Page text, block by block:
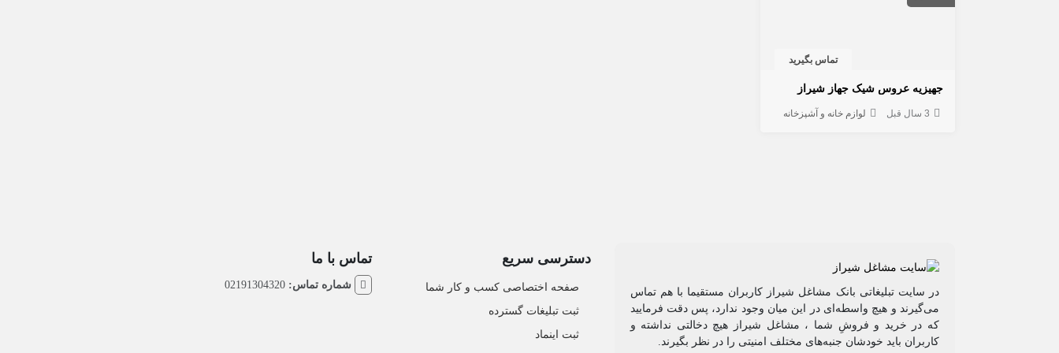
تماس بگیرید
جهیزیه عروس شیک جهاز شیراز
3 سال قبل لوازم خانه و آشپزخانه
در سایت تبلیغاتی بانک مشاغل شیراز کاربران مستقیما با هم تماس
می‌گیرند و هیچ واسطه‌ای در این میان وجود ندارد، پس دقت فرمایید
که در خرید و فروشِ شما ، مشاغل شیراز هیچ دخالتی نداشته و
کاربران باید خودشان جنبه‌های مختلف امنیتی را در نظر بگیرند.
دسترسی سریع
صفحه اختصاصی کسب و کار شما
ثبت تبلیغات گسترده
ثبت اینماد
تماس با ما
شماره تماس: 02191304320